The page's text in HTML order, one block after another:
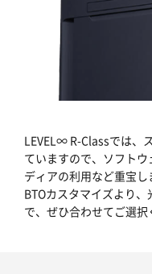
LEVEL∞ R-Classでは、
ていますので、ソフト
ディアの利用など重宝し
BTOカスタマイズより
で、ぜひ合わせてご選択